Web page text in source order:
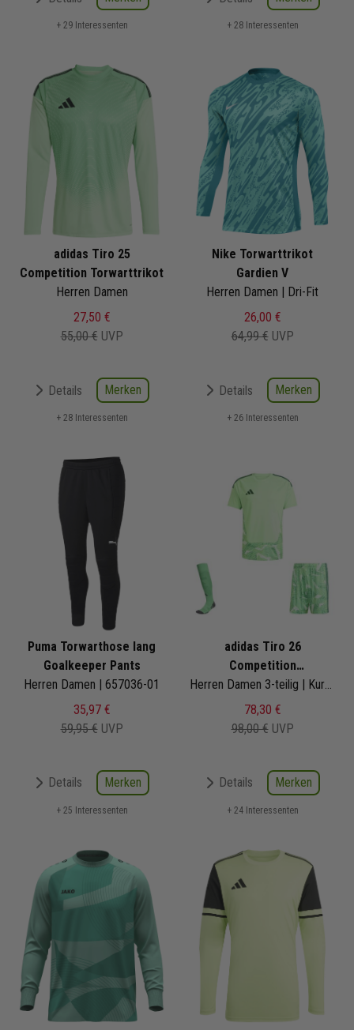
+ 29 Interessenten + 28 Interessenten
adidas Tiro 25
Competition Torwarttrikot
Herren Damen
27,50 €
55,00 € UVP
Details Merken
+ 28 Interessenten
Nike Torwarttrikot
Gardien V
Herren Damen | Dri-Fit
26,00 €
64,99 € UVP
Details Merken
+ 26 Interessenten
Puma Torwarthose lang
Goalkeeper Pants
Herren Damen | 657036-01
35,97 €
59,95 € UVP
Details Merken
+ 25 Interessenten
adidas Tiro 26
Competition
Torwarttrikotset
Herren Damen 3-teilig | Kurzarm Torwattrikot Torwartshorts Torwart Sockenstutzen
78,30 €
98,00 € UVP
Details Merken
+ 24 Interessenten